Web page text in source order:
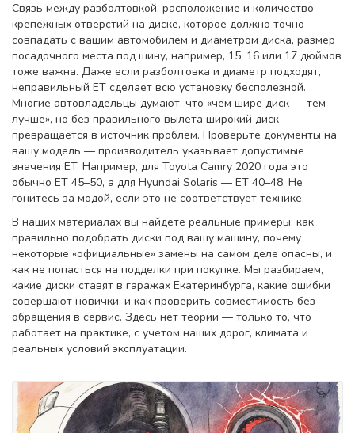
Связь между разболтовкой, расположение и количество
крепежных отверстий на диске, которое должно точно
совпадать с вашим автомобилем и диаметром диска, размер
посадочного места под шину, например, 15, 16 или 17 дюймов
тоже важна. Даже если разболтовка и диаметр подходят,
неправильный ET сделает всю установку бесполезной.
Многие автовладельцы думают, что «чем шире диск — тем
лучше», но без правильного вылета широкий диск
превращается в источник проблем. Проверьте документы на
вашу модель — производитель указывает допустимые
значения ET. Например, для Toyota Camry 2020 года это
обычно ET 45–50, а для Hyundai Solaris — ET 40–48. Не
гонитесь за модой, если это не соответствует технике.
В наших материалах вы найдете реальные примеры: как
правильно подобрать диски под вашу машину, почему
некоторые «официальные» замены на самом деле опасны, и
как не попасться на подделки при покупке. Мы разбираем,
какие диски ставят в гаражах Екатеринбурга, какие ошибки
совершают новички, и как проверить совместимость без
обращения в сервис. Здесь нет теории — только то, что
работает на практике, с учетом наших дорог, климата и
реальных условий эксплуатации.